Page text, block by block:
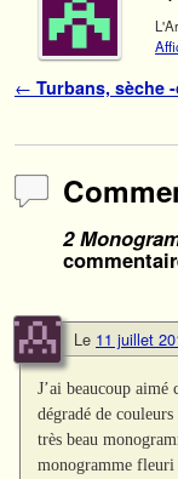
Navigation des
← Turbans, sèche
2
Le 11 juillet
J’ai beaucoup
dégradé de
très beau
monogramme